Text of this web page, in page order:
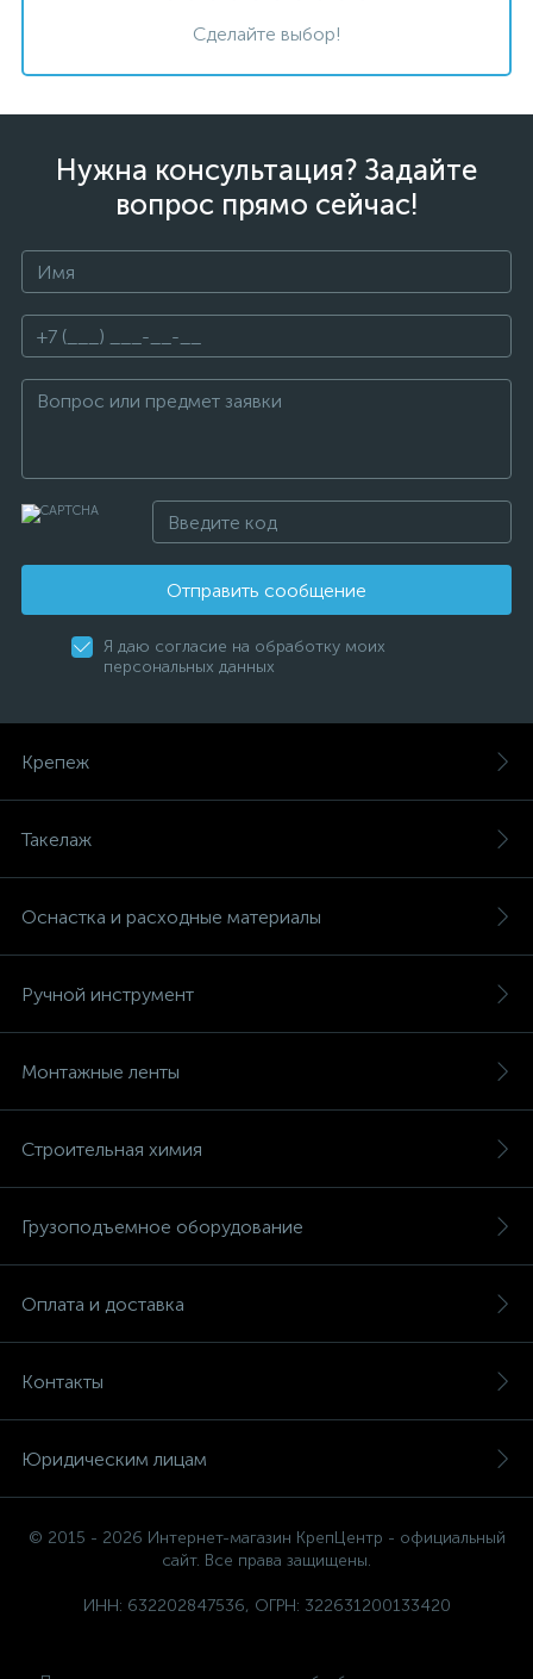
Сделайте выбор!
Нужна консультация? Задайте
вопрос прямо сейчас!
Отправить сообщение
Я даю согласие на обработку моих
персональных данных
Крепеж
Такелаж
Оснастка и расходные материалы
Ручной инструмент
Монтажные ленты
Строительная химия
Грузоподъемное оборудование
Оплата и доставка
Контакты
Юридическим лицам
© 2015 - 2026 Интернет-магазин КрепЦентр - официальный
сайт. Все права защищены.
ИНН: 632202847536, ОГРН: 322631200133420